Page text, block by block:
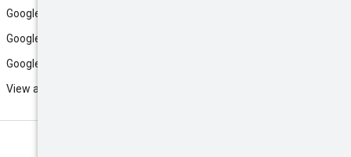
Google Antigravity
Google Cloud
Google Play
View all